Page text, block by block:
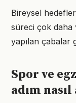
Bireysel
süreci çok daha
yapılan çabalar
Spor ve
adım nasıl